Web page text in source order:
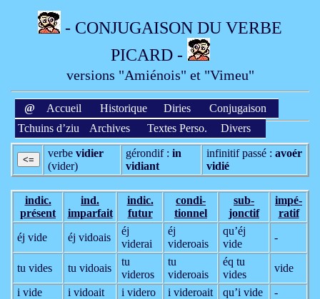
- CONJUGAISON DU VERBE
PICARD -
versions "Amiénois" et "Vimeu"
@ Accueil Historique Diries
Conjugaison
Tchuins d’ziu
Archives Textes Perso. Divers
verbe vidier
(vider)
gérondif : in
vidiant
infinitif passé : avoér
vidié
indic.
présent
ind.
imparfait
indic.
futur
condi­
tionnel
sub­
jonctif
impé­
ratif
éj vide
éj vidoais
éj
viderai
éj
videroais
qu’éj
vide
-
tu vides tu vidoais
tu
videros
tu
videroais
éq tu
vides
vide
i vide
i vidoait i videro i videroait qu’i vide
-